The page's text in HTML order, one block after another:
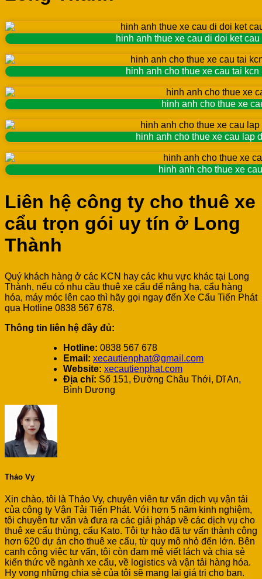
hinh anh thue xe cau di doi ket
hinh anh cho thue xe cau tai
hinh anh cho thue xe
hinh anh cho thue xe cau lap
hinh anh cho thue xe
Liên hệ công ty cho thuê xe
cẩu trọn gói uy tín ở Long
Thành
Quý khách hàng ở các KCN hay các khu vực khác tại Long
Thành, nếu có nhu cầu thuê xe cẩu để nâng hạ, cẩu hàng
hóa, máy móc lên cao thì hãy gọi ngay đến Xe Cẩu Tiến Phát
qua Hotline 0838 567 678.
Thông tin liên hệ đầy đủ:
Hotline: 0838 567 678
Email: xecautienphat@gmail.com
Website: xecautienphat.com
Địa chỉ: Số 151, Đường Châu Thới, Dĩ An,
Bình Dương
Thảo Vy
Xin chào, tôi là Thảo Vy, chuyên viên tư vấn dịch vụ vận tải
của công ty Vận Tải Tiến Phát. Với hơn 5 năm kinh nghiệm,
tôi chuyên tư vấn và đưa ra các giải pháp về các dịch vụ cho
thuê xe cẩu thùng, cẩu Kato. Tôi tự hào đã tư vấn thành công
hơn 620 dự án cho thuê xe cẩu, từ quy mô nhỏ đến lớn. Bên
cạnh công việc tư vấn, tôi còn đam mê viết lách và chia sẻ
kiến thức về ngành xe cẩu, về logistics và vận tải hàng hóa.
Hy vọng những chia sẻ của tôi sẽ mang lại giá trị cho bạn.